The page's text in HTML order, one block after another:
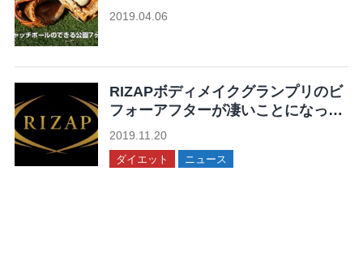
7ヶ所まとめ
2019.04.06
RIZAPボディメイクグランプリのビ
フォーアフターが凄いことになって
る！
2019.11.20
ダイエット ニュース